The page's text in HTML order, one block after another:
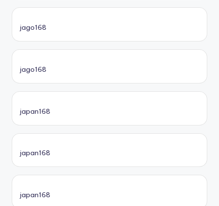
jago168
jago168
japan168
japan168
japan168